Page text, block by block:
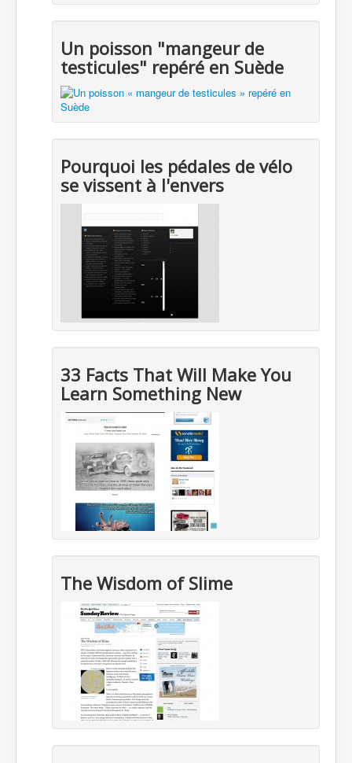
Un poisson "mangeur de
testicules" repéré en Suède
Pourquoi les pédales de vélo
se vissent à l'envers
33 Facts That Will Make You
Learn Something New
The Wisdom of Slime